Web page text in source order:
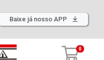
Baixe já nosso APP
0